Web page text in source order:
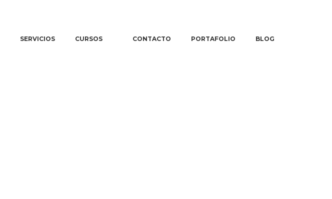
SERVICIOS CURSOS CONTACTO PORTAFOLIO BLOG